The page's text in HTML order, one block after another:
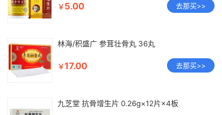
￥5.00 去那买>>
林海/积盛广 参茸壮骨丸 36丸
￥17.00 去那买>>
九芝堂 抗骨增生片 0.26g×12片×4板